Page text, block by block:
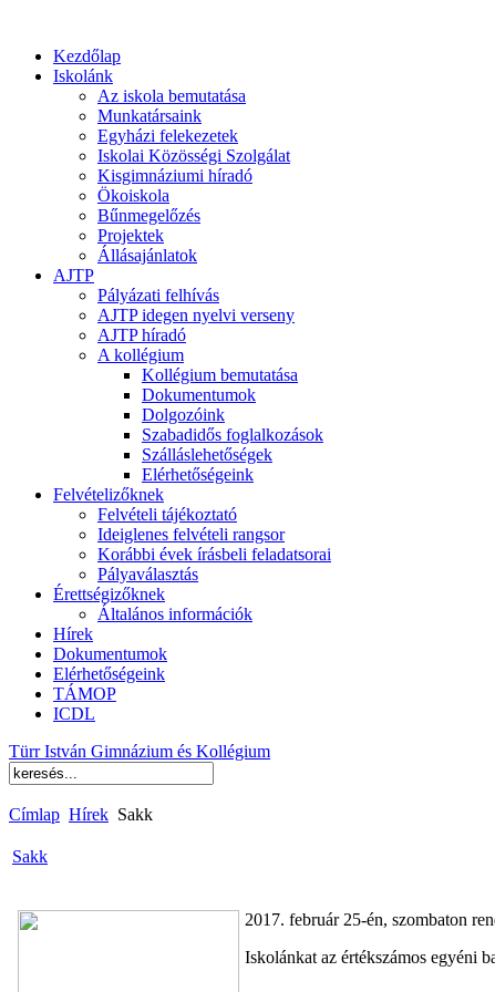
Kezdőlap
Iskolánk
Az iskola bemutatása
Munkatársaink
Egyházi felekezetek
Iskolai Közösségi Szolgálat
Kisgimnáziumi híradó
Ökoiskola
Bűnmegelőzés
Projektek
Állásajánlatok
AJTP
Pályázati felhívás
AJTP idegen nyelvi verseny
AJTP híradó
A kollégium
Kollégium bemutatása
Dokumentumok
Dolgozóink
Szabadidős foglalkozások
Szálláslehetőségek
Elérhetőségeink
Felvételizőknek
Felvételi tájékoztató
Ideiglenes felvételi rangsor
Korábbi évek írásbeli feladatsorai
Pályaválasztás
Érettségizőknek
Általános információk
Hírek
Dokumentumok
Elérhetőségeink
TÁMOP
ICDL
Türr István Gimnázium és Kollégium
Címlap Hírek Sakk
Sakk
2017. február 25-én, szombaton
Iskolánkat az értékszámos egyéni